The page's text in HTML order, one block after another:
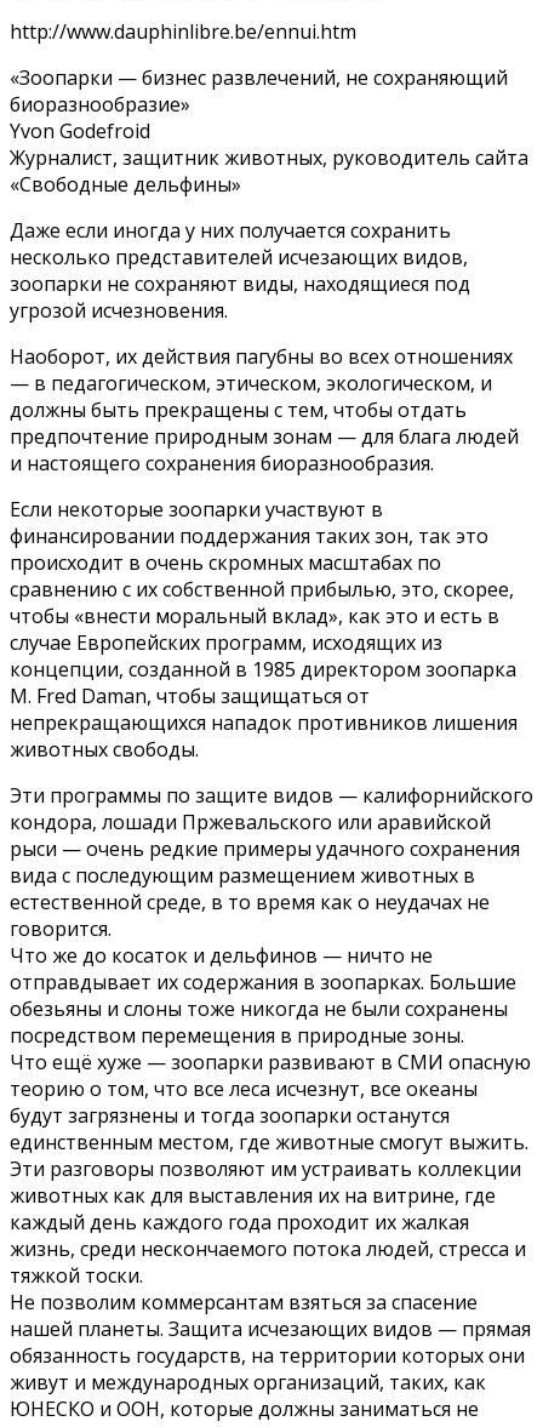
http://www.dauphinlibre.be/ennui.htm
«Зоопарки — бизнес развлечений, не сохраняющий
биоразнообразие»
Yvon Godefroid
Журналист, защитник животных, руководитель сайта
«Свободные дельфины»
Даже если иногда у них получается сохранить
несколько представителей исчезающих видов,
зоопарки не сохраняют виды, находящиеся под
угрозой исчезновения.
Наоборот, их действия пагубны во всех отношениях
— в педагогическом, этическом, экологическом, и
должны быть прекращены с тем, чтобы отдать
предпочтение природным зонам — для блага людей
и настоящего сохранения биоразнообразия.
Если некоторые зоопарки участвуют в
финансировании поддержания таких зон, так это
происходит в очень скромных масштабах по
сравнению с их собственной прибылью, это, скорее,
чтобы «внести моральный вклад», как это и есть в
случае Европейских программ, исходящих из
концепции, созданной в 1985 директором зоопарка
M. Fred Daman, чтобы защищаться от
непрекращающихся нападок противников лишения
животных свободы.
Эти программы по защите видов — калифорнийского
кондора, лошади Пржевальского или аравийской
рыси — очень редкие примеры удачного сохранения
вида с последующим размещением животных в
естественной среде, в то время как о неудачах не
говорится.
Что же до косаток и дельфинов — ничто не
отправдывает их содержания в зоопарках. Большие
обезьяны и слоны тоже никогда не были сохранены
посредством перемещения в природные зоны.
Что ещё хуже — зоопарки развивают в СМИ опасную
теорию о том, что все леса исчезнут, все океаны
будут загрязнены и тогда зоопарки останутся
единственным местом, где животные смогут выжить.
Эти разговоры позволяют им устраивать коллекции
животных как для выставления их на витрине, где
каждый день каждого года проходит их жалкая
жизнь, среди нескончаемого потока людей, стресса и
тяжкой тоски.
Не позволим коммерсантам взяться за спасение
нашей планеты. Защита исчезающих видов — прямая
обязанность государств, на территории которых они
живут и международных организаций, таких, как
ЮНЕСКО и ООН, которые должны заниматься не